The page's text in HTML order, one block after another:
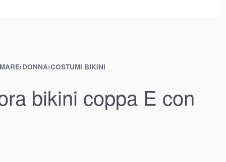
›DONNA›COSTUMI BIKINI
bikini coppa E con